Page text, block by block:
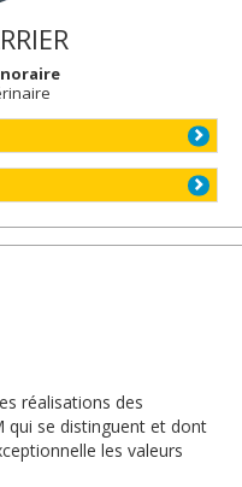
réalisations des
qui se distinguent et dont
les valeurs